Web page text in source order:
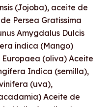
(Jojoba), aceite de
Persea Gratissima
Amygdalus Dulcis
índica (Mango)
(oliva) Aceite
Indica (semilla),
(uva),
Aceite de